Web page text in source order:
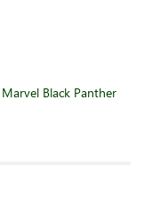
Black Panther